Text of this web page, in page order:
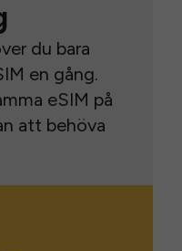
du bara
en gång.
eSIM på
att behöva